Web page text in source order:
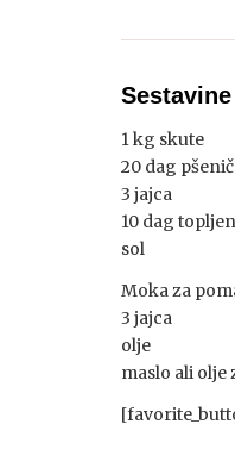
Sestavine
1 kg skute
20 dag
3 jajca
10 dag
sol
Moka za
3 jajca
olje
maslo ali olje